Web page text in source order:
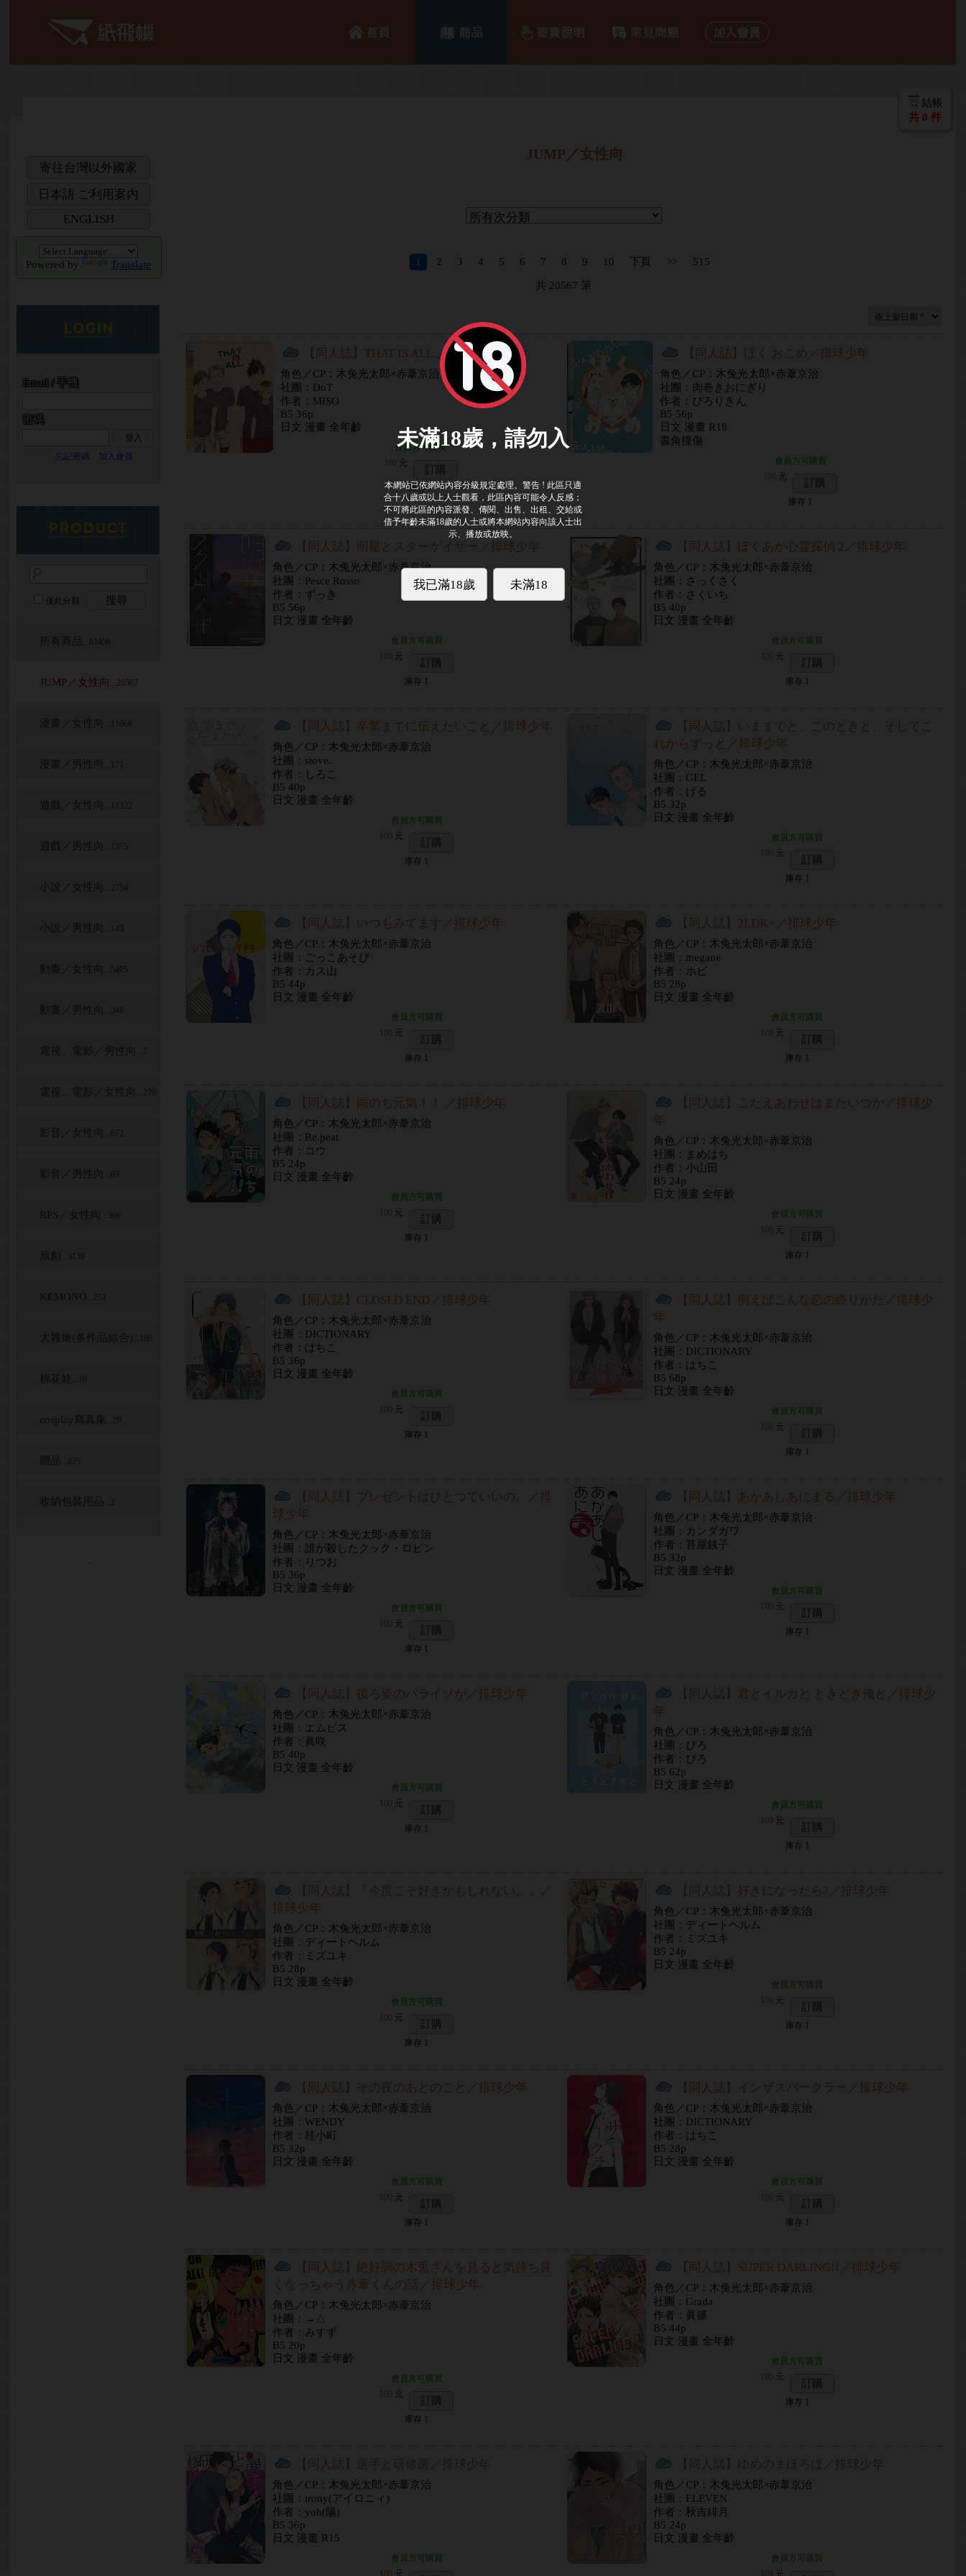
結帳
共 0 件
寄往台灣以外國家
日本語 ご利用案内
ENGLISH
Powered by Translate
Email / 手機
密碼
登入
忘記密碼
加入會員
僅此分類 搜尋
所有商品 ...61456
JUMP／女性向 ...20567
漫畫／女性向
漫畫／男性向 ...171
遊戲／女性向 ...11322
遊戲／男性向 ...1575
小說／女性向 ...2754
小說／男性向
動畫／女性向 ...5405
動畫／男性向
電視、電影／男性向 ...7
電視、電影／女性向 ...2769
影音／女性向 ...672
影音／男性向
RPS／女性向
原創
KEMONO ...251
大雜燴(多作品綜合)
棉花娃
cosplay寫真集 ...20
...625
收納包裝用品 ...2
JUMP／女性向
1 2 3 4 5 6 7 8 9 10 下頁 >> 515
共 20567 筆
【同人誌】THAT IS ALL.／排球少年
角色／CP：木兔光太郎×赤葦京治
社團：DoT
作者：MISO
B5 36p
日文 漫畫 全年齡
會員方可購買
元
訂購
庫存 1
【同人誌】ぼく おこめ／排球少年
角色／CP：木兔光太郎×赤葦京治
社團：肉巻きおにぎり
作者：ぴろりきん
B5 56p
日文 漫畫 R18
書角撞傷
會員方可購買
元
訂購
庫存
【同人誌】明星とスターゲイザー／排球少年
角色／CP：木兔光太郎×赤葦京治
社團：Pesce Rosso
作者：ずっき
B5 56p
日文 漫畫 全年齡
會員方可購買
元
訂購
庫存
【同人誌】ぼくあか心霊探偵 2／排球少年
角色／CP：木兔光太郎×赤葦京治
社團：さっくさく
作者：さくいち
B5 40p
日文 漫畫 全年齡
會員方可購買
元
訂購
庫存
【同人誌】卒業までに伝えたいこと／排球少年
角色／CP：木兔光太郎×赤葦京治
社團：stove.
作者：しろこ
B5 40p
日文 漫畫 全年齡
會員方可購買
元
訂購
庫存
【同人誌】いままでと、このときと、そしてこ
れからずっと／排球少年
角色／CP：木兔光太郎×赤葦京治
社團：GEL
作者：げる
B5 32p
日文 漫畫 全年齡
會員方可購買
元
訂購
庫存
【同人誌】いつもみてます／排球少年
角色／CP：木兔光太郎×赤葦京治
社團：ごっこあそび
作者：カス山
B5 44p
日文 漫畫 全年齡
會員方可購買
元
訂購
庫存
【同人誌】2LDK+／排球少年
角色／CP：木兔光太郎×赤葦京治
社團：megane
作者：ホビ
B5 28p
日文 漫畫 全年齡
會員方可購買
元
訂購
庫存
【同人誌】雨のち元気！！ ／排球少年
角色／CP：木兔光太郎×赤葦京治
社團：Re.peat
作者：コウ
B5 24p
日文 漫畫 全年齡
會員方可購買
元
訂購
庫存
【同人誌】こたえあわせはまたいつか／排球少
年
角色／CP：木兔光太郎×赤葦京治
社團：まめはち
作者：小山田
B5 24p
日文 漫畫 全年齡
會員方可購買
元
訂購
庫存
【同人誌】CLOSED END／排球少年
角色／CP：木兔光太郎×赤葦京治
社團：DICTIONARY
作者：はちこ
B5 36p
日文 漫畫 全年齡
會員方可購買
元
訂購
庫存
【同人誌】例えばこんな恋の終りかた／排球少
年
角色／CP：木兔光太郎×赤葦京治
社團：DICTIONARY
作者：はちこ
B5 68p
日文 漫畫 全年齡
會員方可購買
元
訂購
庫存
【同人誌】プレゼントはひとつでいいの。／排
球少年
角色／CP：木兔光太郎×赤葦京治
社團：誰が殺したクック・ロビン
作者：りつお
B5 36p
日文 漫畫 全年齡
會員方可購買
元
訂購
庫存
【同人誌】あかあしあにまる／排球少年
角色／CP：木兔光太郎×赤葦京治
社團：カンダガワ
作者：苔屋銭子
B5 32p
日文 漫畫 全年齡
會員方可購買
元
訂購
庫存
【同人誌】後ろ姿のパライソが／排球少年
角色／CP：木兔光太郎×赤葦京治
社團：エムビス
作者：眞咲
B5 40p
日文 漫畫 全年齡
會員方可購買
元
訂購
庫存
【同人誌】君とイルカと ときどき俺と／排球少
年
角色／CP：木兔光太郎×赤葦京治
社團：ぴろ
作者：ぴろ
B5 62p
日文 漫畫 全年齡
會員方可購買
元
訂購
庫存
【同人誌】「今度こそ好きかもしれない。」／
排球少年
角色／CP：木兔光太郎×赤葦京治
社團：ディートヘルム
作者：ミズユキ
B5 28p
日文 漫畫 全年齡
會員方可購買
元
訂購
庫存
【同人誌】好きになったら?／排球少年
角色／CP：木兔光太郎×赤葦京治
社團：ディートヘルム
作者：ミズユキ
B5 24p
日文 漫畫 全年齡
會員方可購買
元
訂購
庫存
【同人誌】その夜のあとのこと／排球少年
角色／CP：木兔光太郎×赤葦京治
社團：WENDY
作者：桂小町
B5 32p
日文 漫畫 全年齡
會員方可購買
元
訂購
庫存
【同人誌】インザスパークラー／排球少年
角色／CP：木兔光太郎×赤葦京治
社團：DICTIONARY
作者：はちこ
B5 28p
日文 漫畫 全年齡
會員方可購買
元
訂購
庫存
【同人誌】絶好調の木兎さんを見ると気持ち良
くなっちゃう赤葦くんの話／排球少年
角色／CP：木兔光太郎×赤葦京治
社團：→△
作者：みすず
B5 20p
日文 漫畫 全年齡
會員方可購買
元
訂購
庫存
【同人誌】SUPER DARLING!!／排球少年
角色／CP：木兔光太郎×赤葦京治
社團：Grada
作者：眞篠
B5 44p
日文 漫畫 全年齡
會員方可購買
元
訂購
庫存
【同人誌】選手と研修医／排球少年
角色／CP：木兔光太郎×赤葦京治
社團：irony(アイロニィ)
作者：yoh(陽)
B5 36p
日文 漫畫 R15
會員方可購買
元
【同人誌】ゆめのまほろば／排球少年
角色／CP：木兔光太郎×赤葦京治
社團：ELEVEN
作者：秋吉緋月
B5 24p
日文 漫畫 全年齡
會員方可購買
元